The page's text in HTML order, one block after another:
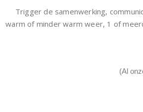
Trigger de samenwerking,
warm of minder warm weer, 1 of
(Al